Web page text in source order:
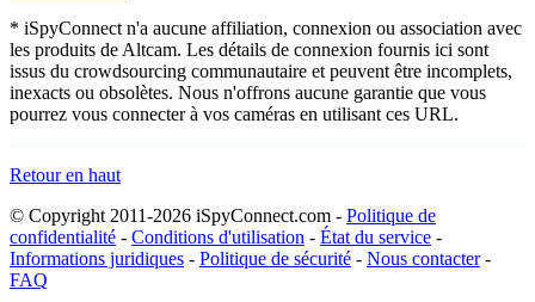
* iSpyConnect n'a aucune affiliation, connexion ou association avec
les produits de Altcam. Les détails de connexion fournis ici sont
issus du crowdsourcing communautaire et peuvent être incomplets,
inexacts ou obsolètes. Nous n'offrons aucune garantie que vous
pourrez vous connecter à vos caméras en utilisant ces URL.
Retour en haut
© Copyright 2011-2026 iSpyConnect.com - Politique de
confidentialité - Conditions d'utilisation - État du service -
Informations juridiques - Politique de sécurité - Nous contacter-
FAQ